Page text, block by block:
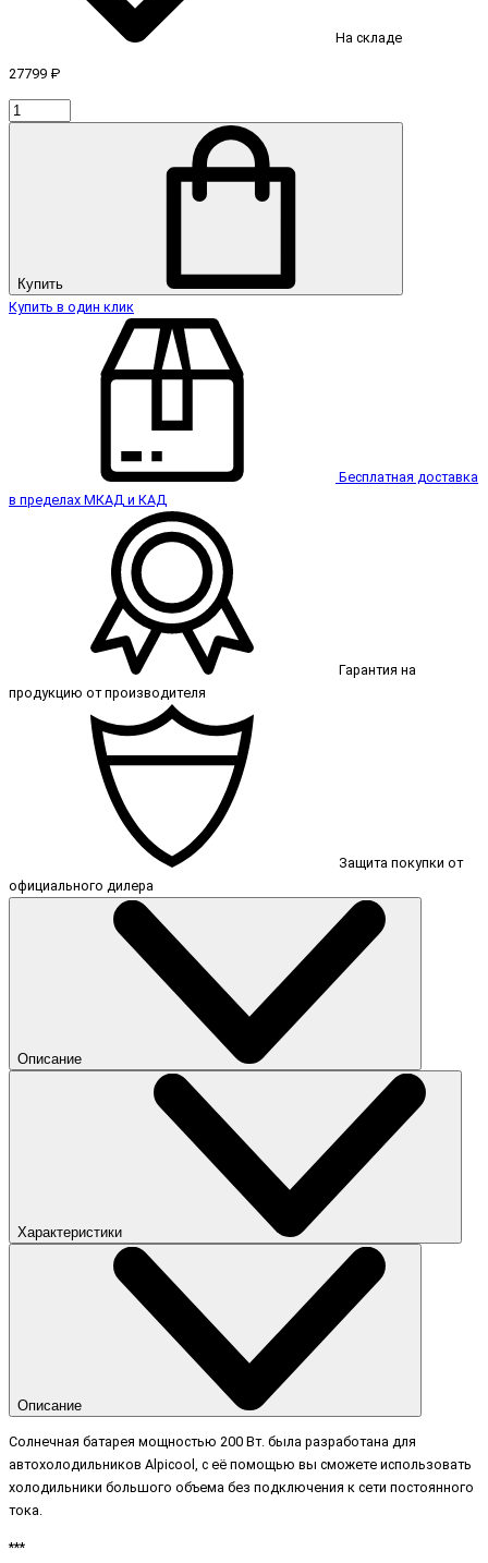
На складе
27799 ₽
Купить
Купить в один клик
Бесплатная доставка
в пределах МКАД и КАД
Гарантия на
продукцию от производителя
Защита покупки от
официального дилера
Описание
Характеристики
Описание
Солнечная батарея мощностью 200 Вт. была разработана для
автохолодильников Alpicool, с её помощью вы сможете использовать
холодильники большого объема без подключения к сети постоянного
тока.
***